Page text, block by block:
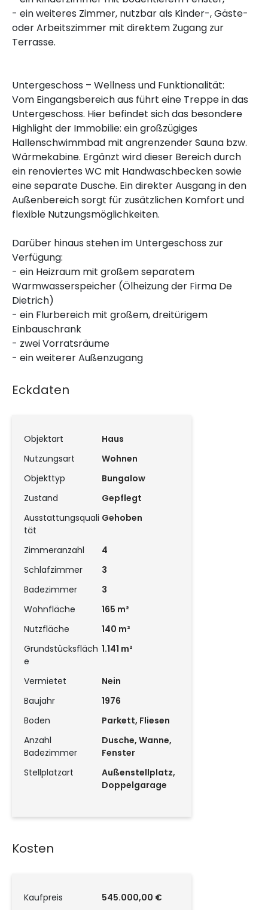
- ein weiteres Zimmer, nutzbar als Kinder-, Gäste-
oder Arbeitszimmer mit direktem Zugang zur
Terrasse.
Untergeschoss – Wellness und Funktionalität:
Vom Eingangsbereich aus führt eine Treppe in das
Untergeschoss. Hier befindet sich das besondere
Highlight der Immobilie: ein großzügiges
Hallenschwimmbad mit angrenzender Sauna bzw.
Wärmekabine. Ergänzt wird dieser Bereich durch
ein renoviertes WC mit Handwaschbecken sowie
eine separate Dusche. Ein direkter Ausgang in den
Außenbereich sorgt für zusätzlichen Komfort und
flexible Nutzungsmöglichkeiten.
Darüber hinaus stehen im Untergeschoss zur
Verfügung:
- ein Heizraum mit großem separatem
Warmwasserspeicher (Ölheizung der Firma De
Dietrich)
- ein Flurbereich mit großem, dreitürigem
Einbauschrank
- zwei Vorratsräume
- ein weiterer Außenzugang
Eckdaten
Objektart
Haus
Nutzungsart
Wohnen
Objekttyp
Bungalow
Zustand
Gepflegt
Ausstattungsquali
tät
Gehoben
Zimmeranzahl
4
Schlafzimmer
3
Badezimmer
3
Wohnfläche
165 m²
Nutzfläche
140 m²
Grundstücksfläch
e
1.141 m²
Vermietet
Nein
Baujahr
1976
Boden
Parkett, Fliesen
Anzahl
Badezimmer
Dusche, Wanne,
Fenster
Stellplatzart
Außenstellplatz,
Doppelgarage
Kosten
Kaufpreis
545.000,00 €